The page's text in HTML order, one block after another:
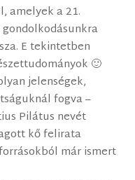
amelyek a 21.
E tekintetben
🙂
jelenségek,
fogva –
Pilátus nevét
kő felirata
már ismert